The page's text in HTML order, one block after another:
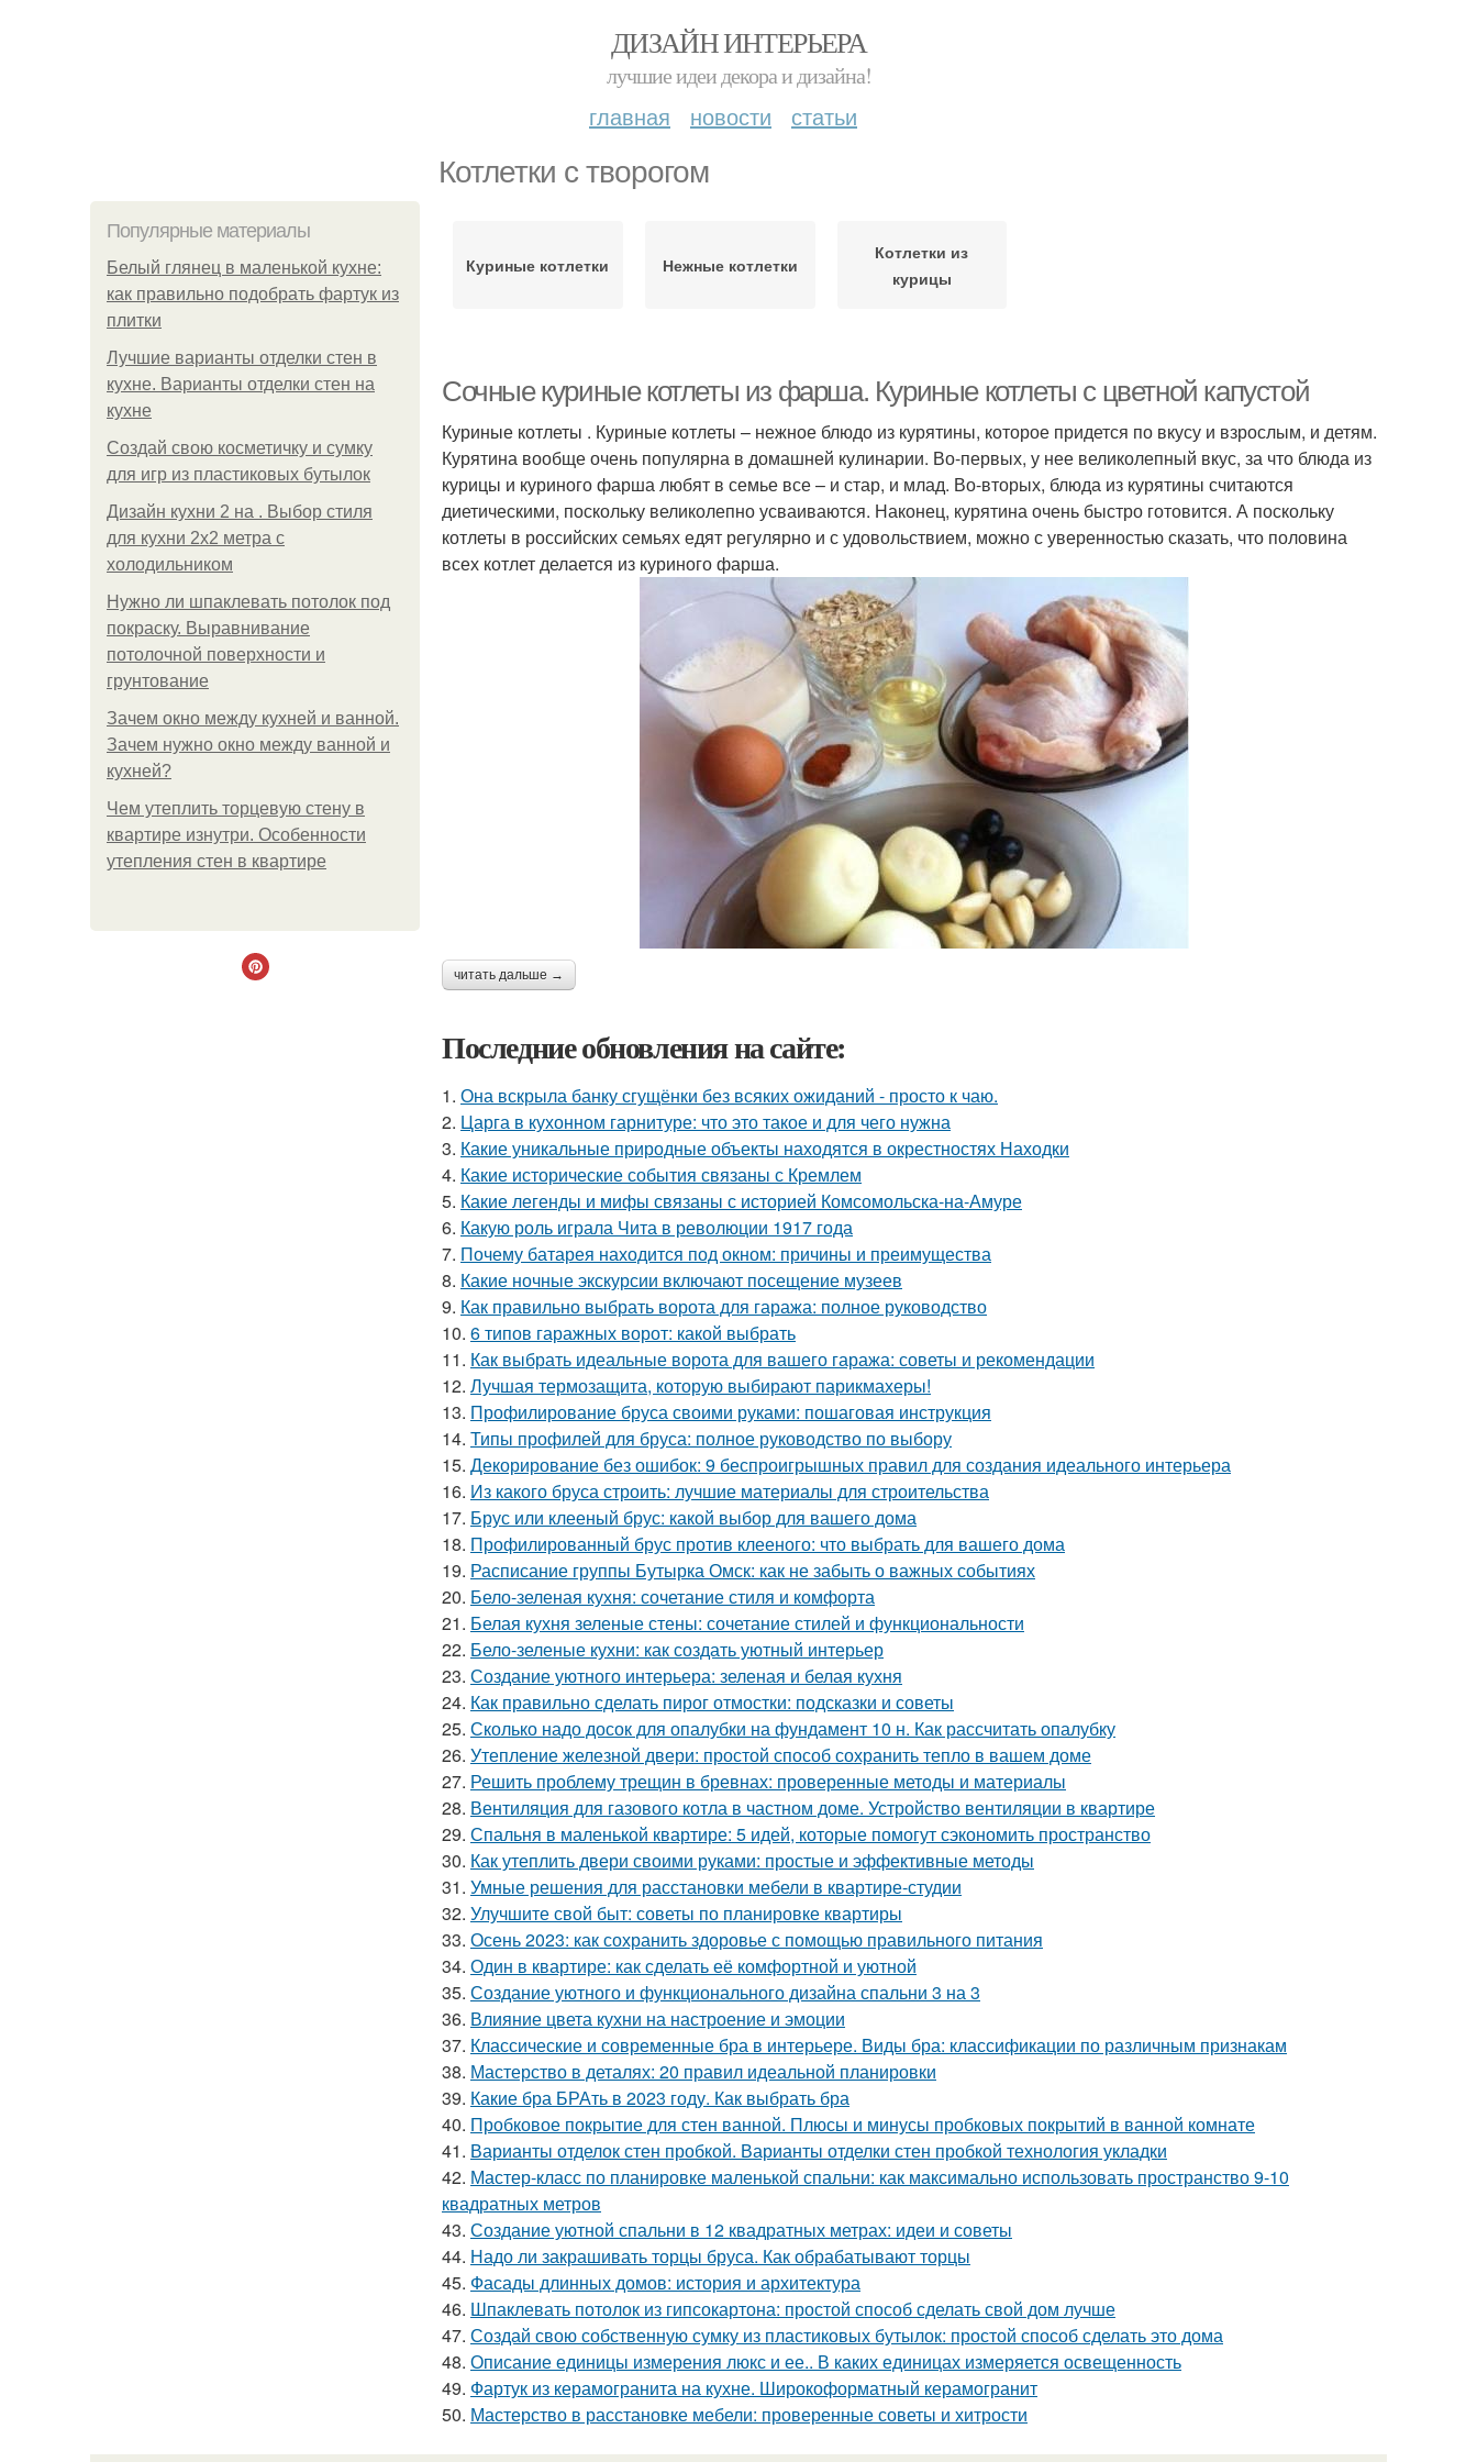
ДИЗАЙН ИНТЕРЬЕРА
лучшие идеи декора и дизайна!
главная новости статьи
Котлетки с творогом
Популярные материалы
Белый глянец в маленькой кухне:
как правильно подобрать фартук из
плитки
Лучшие варианты отделки стен в
кухне. Варианты отделки стен на
кухне
Создай свою косметичку и сумку
для игр из пластиковых бутылок
Дизайн кухни 2 на . Выбор стиля
для кухни 2х2 метра с
холодильником
Нужно ли шпаклевать потолок под
покраску. Выравнивание
потолочной поверхности и
грунтование
Зачем окно между кухней и ванной.
Зачем нужно окно между ванной и
кухней?
Чем утеплить торцевую стену в
квартире изнутри. Особенности
утепления стен в квартире
Куриные котлетки Нежные котлетки
Котлетки из
курицы
Сочные куриные котлеты из фарша. Куриные котлеты с цветной капустой
Куриные котлеты . Куриные котлеты – нежное блюдо из курятины, которое придется по вкусу и взрослым, и детям.
Курятина вообще очень популярна в домашней кулинарии. Во-первых, у нее великолепный вкус, за что блюда из
курицы и куриного фарша любят в семье все – и стар, и млад. Во-вторых, блюда из курятины считаются
диетическими, поскольку великолепно усваиваются. Наконец, курятина очень быстро готовится. А поскольку
котлеты в российских семьях едят регулярно и с удовольствием, можно с уверенностью сказать, что половина
всех котлет делается из куриного фарша.
читать дальше →
Последние обновления на сайте:
1. Она вскрыла банку сгущёнки без всяких ожиданий - просто к чаю.
2. Царга в кухонном гарнитуре: что это такое и для чего нужна
3. Какие уникальные природные объекты находятся в окрестностях Находки
4. Какие исторические события связаны с Кремлем
5. Какие легенды и мифы связаны с историей Комсомольска-на-Амуре
6. Какую роль играла Чита в революции 1917 года
7. Почему батарея находится под окном: причины и преимущества
8. Какие ночные экскурсии включают посещение музеев
9. Как правильно выбрать ворота для гаража: полное руководство
10. 6 типов гаражных ворот: какой выбрать
11. Как выбрать идеальные ворота для вашего гаража: советы и рекомендации
12. Лучшая термозащита, которую выбирают парикмахеры!
13. Профилирование бруса своими руками: пошаговая инструкция
14. Типы профилей для бруса: полное руководство по выбору
15. Декорирование без ошибок: 9 беспроигрышных правил для создания идеального интерьера
16. Из какого бруса строить: лучшие материалы для строительства
17. Брус или клееный брус: какой выбор для вашего дома
18. Профилированный брус против клееного: что выбрать для вашего дома
19. Расписание группы Бутырка Омск: как не забыть о важных событиях
20. Бело-зеленая кухня: сочетание стиля и комфорта
21. Белая кухня зеленые стены: сочетание стилей и функциональности
22. Бело-зеленые кухни: как создать уютный интерьер
23. Создание уютного интерьера: зеленая и белая кухня
24. Как правильно сделать пирог отмостки: подсказки и советы
25. Сколько надо досок для опалубки на фундамент 10 н. Как рассчитать опалубку
26. Утепление железной двери: простой способ сохранить тепло в вашем доме
27. Решить проблему трещин в бревнах: проверенные методы и материалы
28. Вентиляция для газового котла в частном доме. Устройство вентиляции в квартире
29. Спальня в маленькой квартире: 5 идей, которые помогут сэкономить пространство
30. Как утеплить двери своими руками: простые и эффективные методы
31. Умные решения для расстановки мебели в квартире-студии
32. Улучшите свой быт: советы по планировке квартиры
33. Осень 2023: как сохранить здоровье с помощью правильного питания
34. Один в квартире: как сделать её комфортной и уютной
35. Создание уютного и функционального дизайна спальни 3 на 3
36. Влияние цвета кухни на настроение и эмоции
37. Классические и современные бра в интерьере. Виды бра: классификации по различным признакам
38. Мастерство в деталях: 20 правил идеальной планировки
39. Какие бра БРАть в 2023 году. Как выбрать бра
40. Пробковое покрытие для стен ванной. Плюсы и минусы пробковых покрытий в ванной комнате
41. Варианты отделок стен пробкой. Варианты отделки стен пробкой технология укладки
42. Мастер-класс по планировке маленькой спальни: как максимально использовать пространство 9-10
квадратных метров
43. Создание уютной спальни в 12 квадратных метрах: идеи и советы
44. Надо ли закрашивать торцы бруса. Как обрабатывают торцы
45. Фасады длинных домов: история и архитектура
46. Шпаклевать потолок из гипсокартона: простой способ сделать свой дом лучше
47. Создай свою собственную сумку из пластиковых бутылок: простой способ сделать это дома
48. Описание единицы измерения люкс и ее.. В каких единицах измеряется освещенность
49. Фартук из керамогранита на кухне. Широкоформатный керамогранит
50. Мастерство в расстановке мебели: проверенные советы и хитрости